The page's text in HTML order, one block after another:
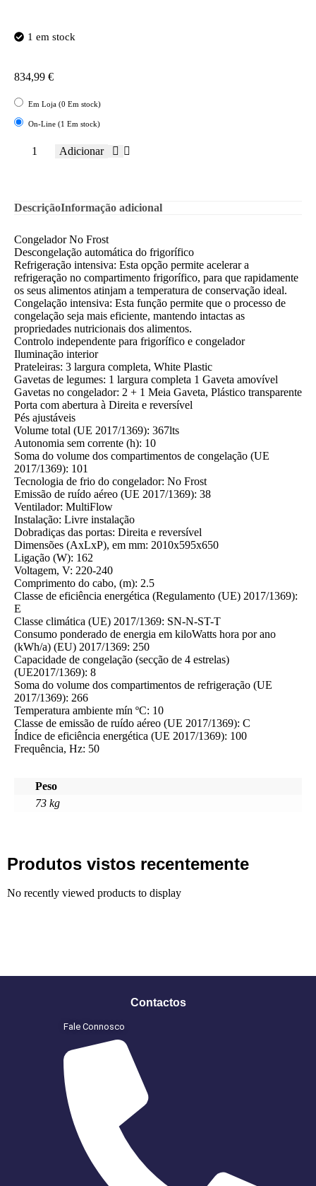
1 em stock
834,99 €
Em Loja (0 Em stock)
On-Line (1 Em stock)
Adicionar
DescriçãoInformação adicional
Congelador No Frost
Descongelação automática do frigorífico
Refrigeração intensiva: Esta opção permite acelerar a
refrigeração no compartimento frigorífico, para que rapidamente
os seus alimentos atinjam a temperatura de conservação ideal.
Congelação intensiva: Esta função permite que o processo de
congelação seja mais eficiente, mantendo intactas as
propriedades nutricionais dos alimentos.
Controlo independente para frigorífico e congelador
Iluminação interior
Prateleiras: 3 largura completa, White Plastic
Gavetas de legumes: 1 largura completa 1 Gaveta amovível
Gavetas no congelador: 2 + 1 Meia Gaveta, Plástico transparente
Porta com abertura à Direita e reversível
Pés ajustáveis
Volume total (UE 2017/1369): 367lts
Autonomia sem corrente (h): 10
Soma do volume dos compartimentos de congelação (UE
2017/1369): 101
Tecnologia de frio do congelador: No Frost
Emissão de ruído aéreo (UE 2017/1369): 38
Ventilador: MultiFlow
Instalação: Livre instalação
Dobradiças das portas: Direita e reversível
Dimensões (AxLxP), em mm: 2010x595x650
Ligação (W): 162
Voltagem, V: 220-240
Comprimento do cabo, (m): 2.5
Classe de eficiência energética (Regulamento (UE) 2017/1369):
E
Classe climática (UE) 2017/1369: SN-N-ST-T
Consumo ponderado de energia em kiloWatts hora por ano
(kWh/a) (EU) 2017/1369: 250
Capacidade de congelação (secção de 4 estrelas)
(UE2017/1369): 8
Soma do volume dos compartimentos de refrigeração (UE
2017/1369): 266
Temperatura ambiente mín ºC: 10
Classe de emissão de ruído aéreo (UE 2017/1369): C
Índice de eficiência energética (UE 2017/1369): 100
Frequência, Hz: 50
Peso
73 kg
Produtos vistos recentemente
No recently viewed products to display
Contactos
Fale Connosco